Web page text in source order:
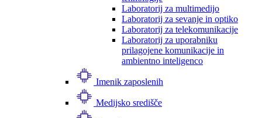
Laboratorij za multimedijo
Laboratorij za sevanje in optiko
Laboratorij za telekomunikacije
Laboratorij za uporabniku
prilagojene komunikacije in
ambientno inteligenco
Imenik zaposlenih
Medijsko središče